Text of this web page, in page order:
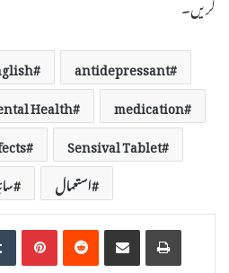
antidepressant
medication
Health
Sensival Tablet
استعمال
TumblrPinterestReddit Share via Email Print